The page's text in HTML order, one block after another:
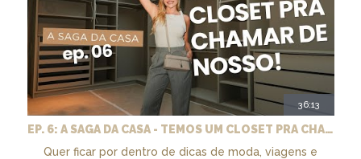
36:13
EP. 6: A SAGA DA CASA - TEMOS UM CLOSET PRA CHAMAR DE NOSSO + MARCENARIA E PAISAGISMO
Quer ficar por dentro de dicas de moda, viagens e